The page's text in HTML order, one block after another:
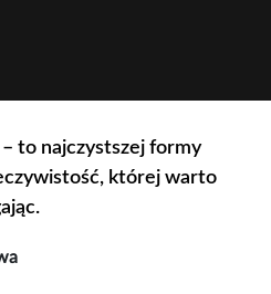
to najczystszej formy
której warto